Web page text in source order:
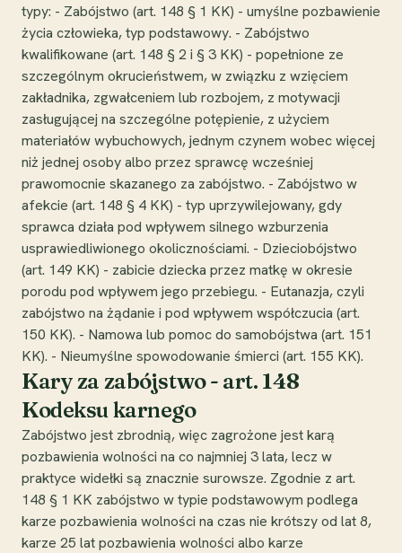
typy: - Zabójstwo (art. 148 § 1 KK) - umyślne pozbawienie
życia człowieka, typ podstawowy. - Zabójstwo
kwalifikowane (art. 148 § 2 i § 3 KK) - popełnione ze
szczególnym okrucieństwem, w związku z wzięciem
zakładnika, zgwałceniem lub rozbojem, z motywacji
zasługującej na szczególne potępienie, z użyciem
materiałów wybuchowych, jednym czynem wobec więcej
niż jednej osoby albo przez sprawcę wcześniej
prawomocnie skazanego za zabójstwo. - Zabójstwo w
afekcie (art. 148 § 4 KK) - typ uprzywilejowany, gdy
sprawca działa pod wpływem silnego wzburzenia
usprawiedliwionego okolicznościami. - Dzieciobójstwo
(art. 149 KK) - zabicie dziecka przez matkę w okresie
porodu pod wpływem jego przebiegu. - Eutanazja, czyli
zabójstwo na żądanie i pod wpływem współczucia (art.
150 KK). - Namowa lub pomoc do samobójstwa (art. 151
KK). - Nieumyślne spowodowanie śmierci (art. 155 KK).
Kary za zabójstwo - art. 148
Kodeksu karnego
Zabójstwo jest zbrodnią, więc zagrożone jest karą
pozbawienia wolności na co najmniej 3 lata, lecz w
praktyce widełki są znacznie surowsze. Zgodnie z art.
148 § 1 KK zabójstwo w typie podstawowym podlega
karze pozbawienia wolności na czas nie krótszy od lat 8,
karze 25 lat pozbawienia wolności albo karze